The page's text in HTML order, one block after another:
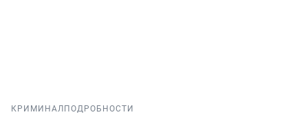
КРИМИНАЛ ПОДРОБНОСТИ